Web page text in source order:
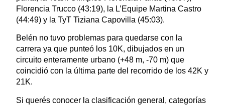
Florencia Trucco (43:19), la L’Equipe Martina Castro
(44:49) y la TyT Tiziana Capovilla (45:03).
Belén no tuvo problemas para quedarse con la
carrera ya que punteó los 10K, dibujados en un
circuito enteramente urbano (+48 m, -70 m) que
coincidió con la última parte del recorrido de los 42K y
21K.
Si querés conocer la clasificación general, categorías